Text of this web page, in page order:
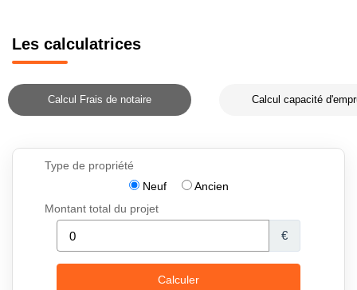
Les calculatrices
Calcul Frais de notaire Calcul capacité